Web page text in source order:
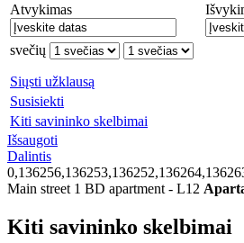
Atvykimas
svečių
Siųsti užklausą
Susisiekti
Kiti savininko skelbimai
Išsaugoti
Dalintis
Main street 1 BD apartment - L12
Kiti savininko skelbimai